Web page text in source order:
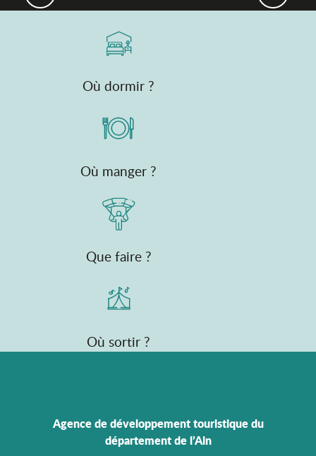
Où dormir ?
Où manger ?
Que faire ?
Où sortir ?
Agence de développement touristique du
département de l’Ain